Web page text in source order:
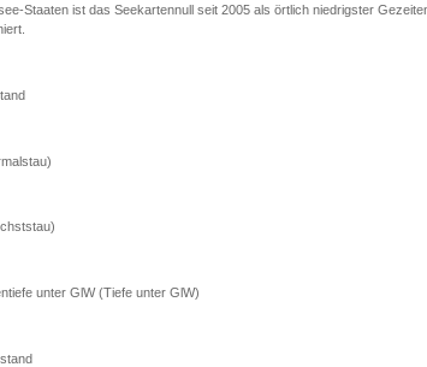
Staaten ist das Seekartennull seit 2005 als örtlich niedrigster
unter GlW (Tiefe unter GlW)